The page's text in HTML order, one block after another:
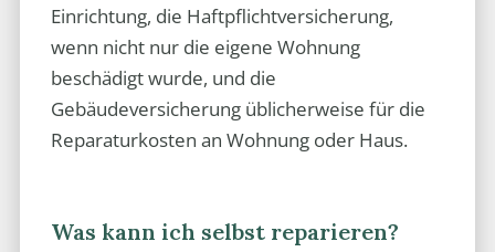
Einrichtung, die Haftpflichtversicherung,
wenn nicht nur die eigene Wohnung
beschädigt wurde, und die
Gebäudeversicherung üblicherweise für die
Reparaturkosten an Wohnung oder Haus.
Was kann ich selbst reparieren?